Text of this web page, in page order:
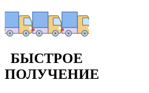
БЫСТРОЕ
ПОЛУЧЕНИЕ